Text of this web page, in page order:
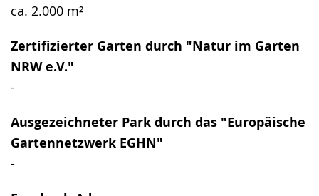
ca. 2.000 m²
Zertifizierter Garten durch "Natur im Garten
NRW e.V."
-
Ausgezeichneter Park durch das "Europäische
Gartennetzwerk EGHN"
-